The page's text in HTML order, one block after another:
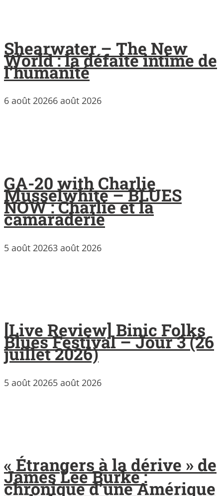
Shearwater – The New
World : la défaite intime de
l’humanité
6 août 20266 août 2026
GA-20 with Charlie
Musselwhite – BLUES
NOW : Charlie et la
camaraderie
5 août 20263 août 2026
[Live Review] Binic Folks
Blues Festival – Jour 3 (26
juillet 2026)
5 août 20265 août 2026
« Étrangers à la dérive » de
James Lee Burke :
chronique d’une Amérique